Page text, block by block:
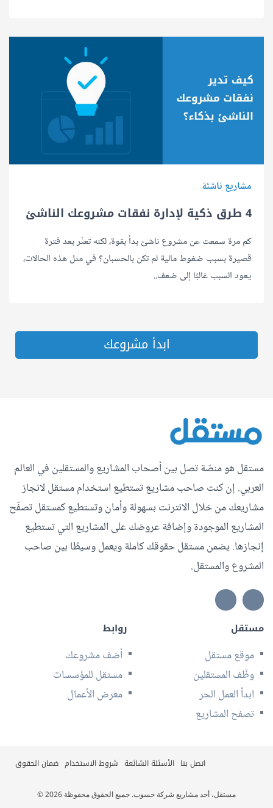
مشاريع ناشئة
4 طرق ذكية لإدارة نفقات مشروعك الناشئ
كم مرة سمعت عن مشروع ناشئ بدأ بقوة، لكنه تعثّر بعد فترة
قصيرة بسبب ضغوط مالية لم تكن بالحسبان؟ في مثل هذه الحالات،
يعود السبب غالبًا إلى ضعف..
ابدأ مشروعك
مستقل هو منصّة تصل بين أصحاب المشاريع والمستقلين في العالم
العربي. إن كنت صاحب مشاريع تستطيع استخدام مستقل لانجاز
مشاريعك من خلال الانترنت بسهولة وأمان وتستطيع كمستقل تصفّح
المشاريع الموجودة وإضافة عروضك على المشاريع التي تستطيع
إنجازها. يضمن مستقل حقوقك كاملة ويعمل وسيطًا بين صاحب
المشروع والمستقل.
مستقل
موقع مستقل
وظّف المستقلين
ابدأ العمل الحر
تصفح المشاريع
روابط
أضف مشروعك
مستقل للمؤسسات
معرض الأعمال
اتصل بنا الأسئلة الشائعة شروط الاستخدام ضمان الحقوق
© 2026 مستقل، أحد مشاريع شركة حسوب. جميع الحقوق محفوظة